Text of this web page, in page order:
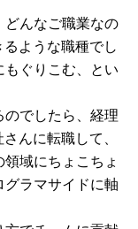
んなご職業なの
ような職種でし
もぐりこむ、とい
でしたら、経理
んに転職して、
域にちょこちょ
グラマサイドに軸